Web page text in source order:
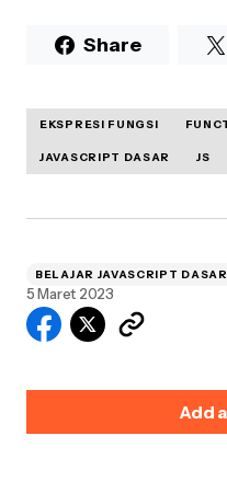
Share
EKSPRESI FUNGSI
JAVASCRIPT DASAR JS
BELAJAR JAVASCRIPT DASAR
5 Maret 2023
Add